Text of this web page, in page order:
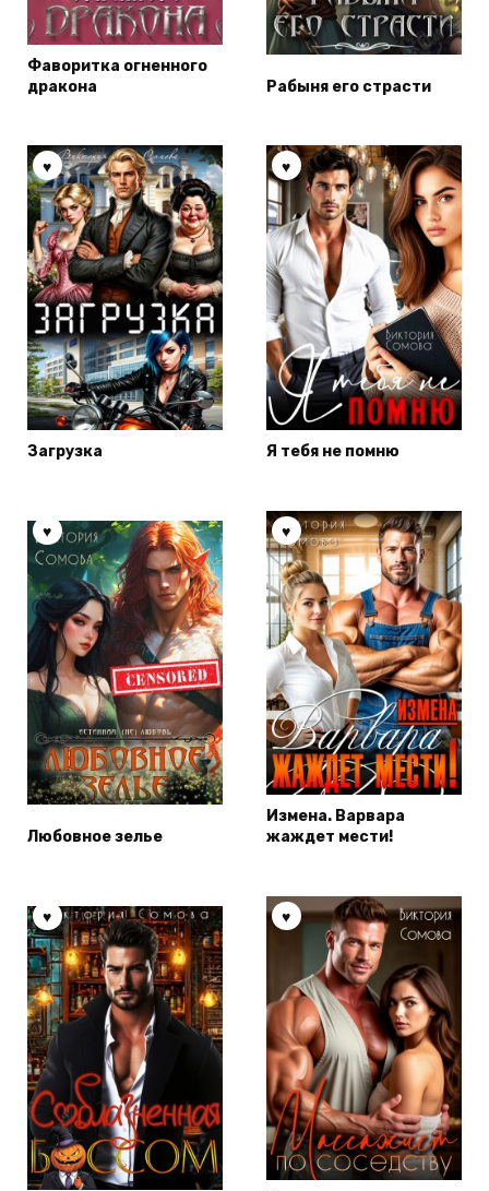
Фаворитка огненного
дракона
Рабыня его страсти
Загрузка Я тебя не помню
Любовное зелье
Измена. Варвара
жаждет мести!